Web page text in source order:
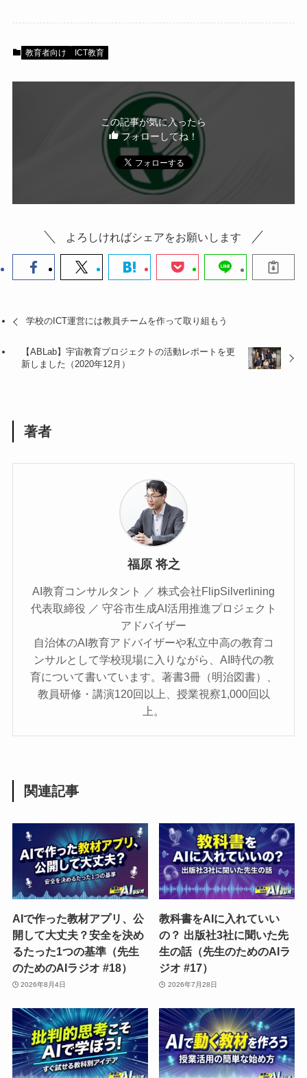
e
b
er
教育者向け ICT教育
この記事が気に入ったら
フォローしてね！
よろしければシェアをお願いします
学校のICT運営には教員チームを作って取り組もう
【ABLab】宇宙教育プロジェクトの活動レポートを更
新しました（2020年12月）
著者
福原 将之
AI教育コンサルタント ／ 株式会社FlipSilverlining
代表取締役 ／ 守谷市生成AI活用推進プロジェクト
アドバイザー
自治体のAI教育アドバイザーや私立中高の教育コ
ンサルとして学校現場に入りながら、AI時代の教
育について書いています。著書3冊（明治図書）、
教員研修・講演120回以上、授業視察1,000回以
上。
関連記事
AIで作った教材アプリ、公
開して大丈夫？安全を決め
るたった1つの基準（先生
のためのAIラジオ #18）
2026年8月4日
教科書をAIに入れていい
の？ 出版社3社に聞いた先
生の話（先生のためのAIラ
ジオ #17）
2026年7月28日